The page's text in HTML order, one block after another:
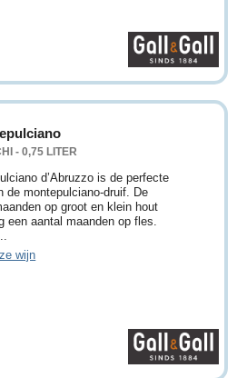
- 0,75 LITER
d’Abruzzo is de perfecte
de montepulciano-druif. De
op groot en klein hout
een aantal maanden op fles.
wijn